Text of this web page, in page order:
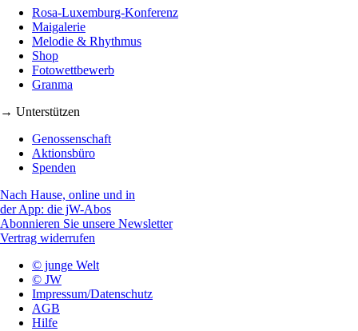
Rosa-Luxemburg-Konferenz
Maigalerie
Melodie & Rhythmus
Shop
Fotowettbewerb
Granma
→ Unterstützen
Genossenschaft
Aktionsbüro
Spenden
Nach Hause, online und in
der App: die jW-Abos
Abonnieren Sie unsere Newsletter
Vertrag widerrufen
© junge Welt
© JW
Impressum/Datenschutz
AGB
Hilfe